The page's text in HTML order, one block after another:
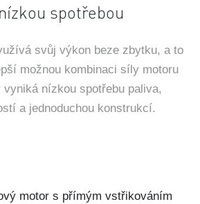
spotřebou
svůj výkon beze zbytku, a to
možnou kombinaci síly motoru
nízkou spotřebu paliva,
a jednoduchou konstrukcí.
motor s přímým vstřikováním